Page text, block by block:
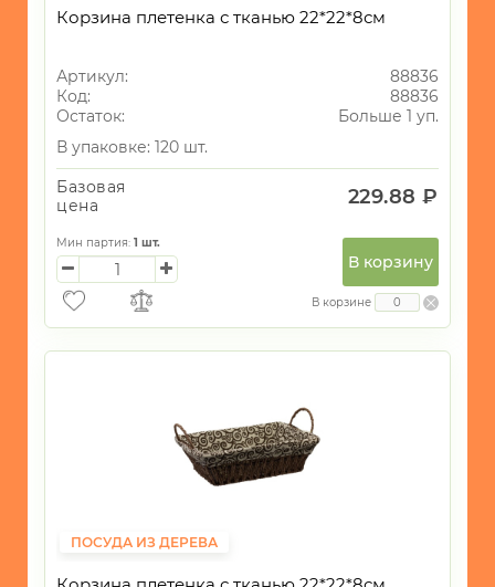
Корзина плетенка с тканью 22*22*8см
Артикул:
88836
Код:
88836
Остаток:
Больше 1 уп.
В упаковке: 120 шт.
Базовая
цена
229.88 ₽
Мин партия: 1 шт.
В корзину
В корзине
ПОСУДА ИЗ ДЕРЕВА